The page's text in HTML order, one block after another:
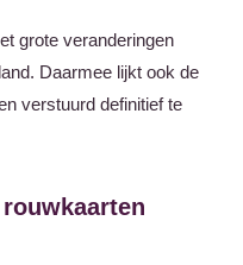
grote veranderingen
Daarmee lijkt ook de
verstuurd definitief te